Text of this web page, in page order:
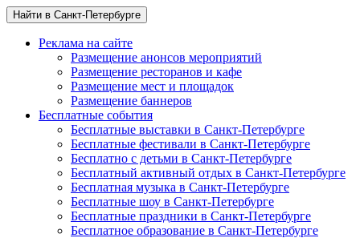
Найти в Санкт-Петербурге
Реклама на сайте
Размещение анонсов мероприятий
Размещение ресторанов и кафе
Размещение мест и площадок
Размещение баннеров
Бесплатные события
Бесплатные выставки в Санкт-Петербурге
Бесплатные фестивали в Санкт-Петербурге
Бесплатно с детьми в Санкт-Петербурге
Бесплатный активный отдых в Санкт-Петербурге
Бесплатная музыка в Санкт-Петербурге
Бесплатные шоу в Санкт-Петербурге
Бесплатные праздники в Санкт-Петербурге
Бесплатное образование в Санкт-Петербурге